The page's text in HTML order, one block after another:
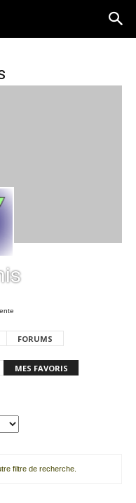
FORUMS
MES FAVORIS
filtre de recherche.